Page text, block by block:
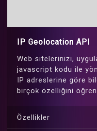
IP Geolocation API
Web sitelerinizi,
javascript kodu ile
IP adreslerine göre
birçok özelliğini
Özellikler